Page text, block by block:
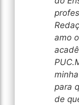
amo
para
de